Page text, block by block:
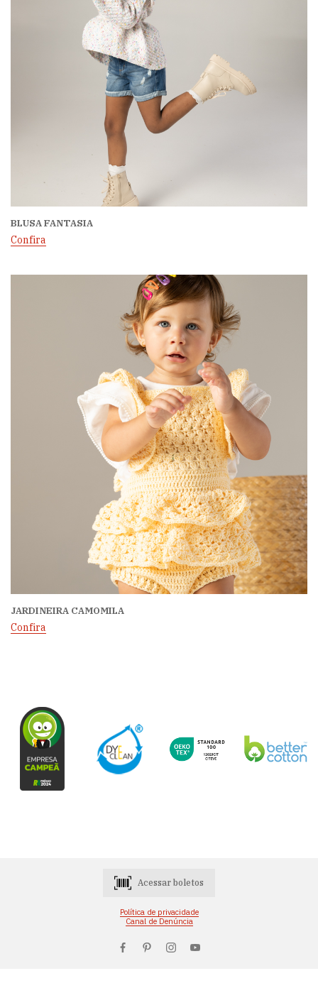
BLUSA FANTASIA
Confira
JARDINEIRA CAMOMILA
Confira
Acessar boletos
Política de privacidade
Canal de Denúncia